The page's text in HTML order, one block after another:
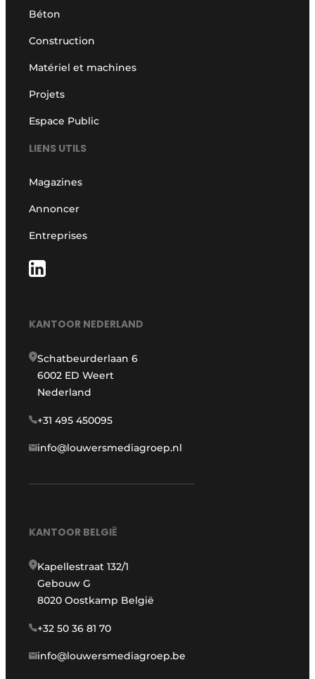
Béton
Construction
Matériel et machines
Projets
Espace Public
LIENS UTILS
Magazines
Annoncer
Entreprises
KANTOOR NEDERLAND
Schatbeurderlaan 6
6002 ED Weert
Nederland
+31 495 450095
info@louwersmediagroep.nl
KANTOOR BELGIË
Kapellestraat 132/1
Gebouw G
8020 Oostkamp België
+32 50 36 81 70
info@louwersmediagroep.be